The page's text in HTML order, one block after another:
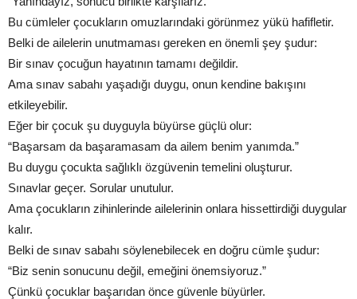
Bu cümleler çocukların omuzlarındaki görünmez yükü hafifletir.
Belki de ailelerin unutmaması gereken en önemli şey şudur:
Bir sınav çocuğun hayatının tamamı değildir.
Ama sınav sabahı yaşadığı duygu, onun kendine bakışını
etkileyebilir.
Eğer bir çocuk şu duyguyla büyürse güçlü olur:
“Başarsam da başaramasam da ailem benim yanımda.”
Bu duygu çocukta sağlıklı özgüvenin temelini oluşturur.
Sınavlar geçer. Sorular unutulur.
Ama çocukların zihinlerinde ailelerinin onlara hissettirdiği duygular
kalır.
Belki de sınav sabahı söylenebilecek en doğru cümle şudur:
“Biz senin sonucunu değil, emeğini önemsiyoruz.”
Çünkü çocuklar başarıdan önce güvenle büyürler.